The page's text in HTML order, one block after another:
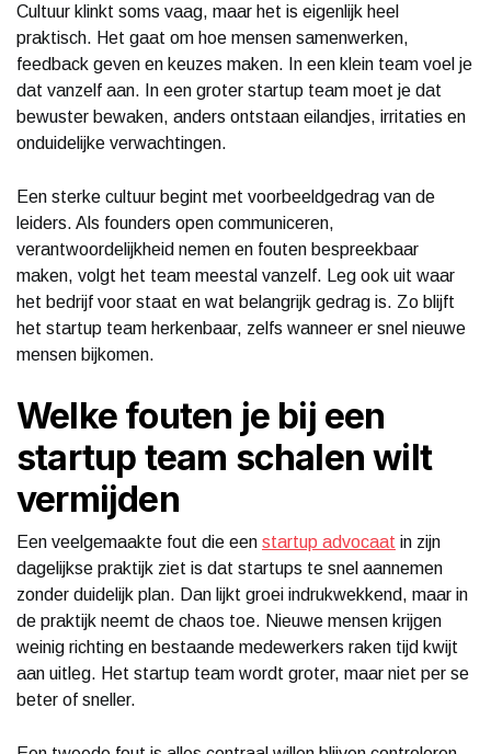
Cultuur klinkt soms vaag, maar het is eigenlijk heel
praktisch. Het gaat om hoe mensen samenwerken,
feedback geven en keuzes maken. In een klein team voel je
dat vanzelf aan. In een groter startup team moet je dat
bewuster bewaken, anders ontstaan eilandjes, irritaties en
onduidelijke verwachtingen.
Een sterke cultuur begint met voorbeeldgedrag van de
leiders. Als founders open communiceren,
verantwoordelijkheid nemen en fouten bespreekbaar
maken, volgt het team meestal vanzelf. Leg ook uit waar
het bedrijf voor staat en wat belangrijk gedrag is. Zo blijft
het startup team herkenbaar, zelfs wanneer er snel nieuwe
mensen bijkomen.
Welke fouten je bij een
startup team schalen wilt
vermijden
Een veelgemaakte fout die een startup advocaat in zijn
dagelijkse praktijk ziet is dat startups te snel aannemen
zonder duidelijk plan. Dan lijkt groei indrukwekkend, maar in
de praktijk neemt de chaos toe. Nieuwe mensen krijgen
weinig richting en bestaande medewerkers raken tijd kwijt
aan uitleg. Het startup team wordt groter, maar niet per se
beter of sneller.